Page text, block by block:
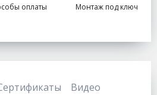
оплаты Монтаж под ключ
Видео